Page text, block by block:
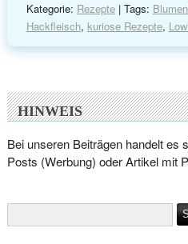
Kategorie: Rezepte| Tags:
Hackfleisch, kuriose Rezepte,
HINWEIS
Bei unseren Beiträgen handelt es
Posts (Werbung) oder Artikel mit